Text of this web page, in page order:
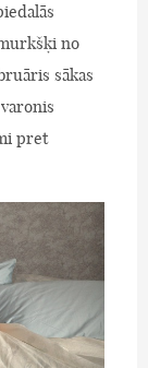
no
sākas
pret